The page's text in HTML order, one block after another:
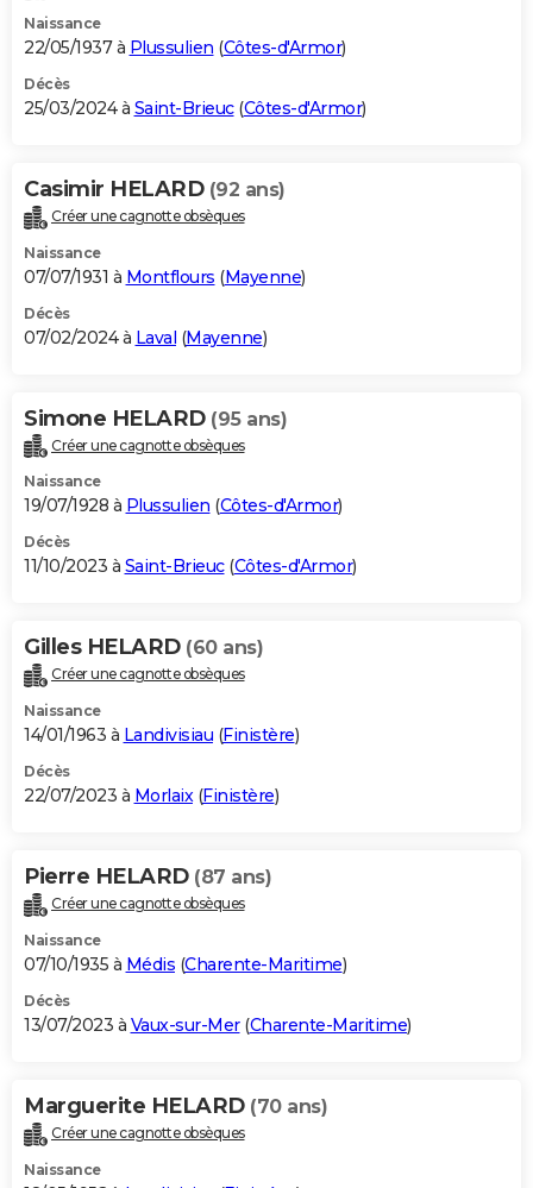
Naissance
22/05/1937 à Plussulien (Côtes-d'Armor)
Décès
25/03/2024 à Saint-Brieuc(Côtes-d'Armor)
Casimir HELARD (92 ans)
Créer une cagnotte obsèques
Naissance
07/07/1931 à Montflours (Mayenne)
Décès
07/02/2024 à Laval (Mayenne)
Simone HELARD (95 ans)
Créer une cagnotte obsèques
Naissance
19/07/1928 à Plussulien (Côtes-d'Armor)
Décès
11/10/2023 à Saint-Brieuc(Côtes-d'Armor)
Gilles HELARD (60 ans)
Créer une cagnotte obsèques
Naissance
14/01/1963 à Landivisiau (Finistère)
Décès
22/07/2023 à Morlaix(Finistère)
Pierre HELARD (87 ans)
Créer une cagnotte obsèques
Naissance
07/10/1935 à Médis (Charente-Maritime)
Décès
13/07/2023 à Vaux-sur-Mer(Charente-Maritime)
Marguerite HELARD (70 ans)
Créer une cagnotte obsèques
Naissance